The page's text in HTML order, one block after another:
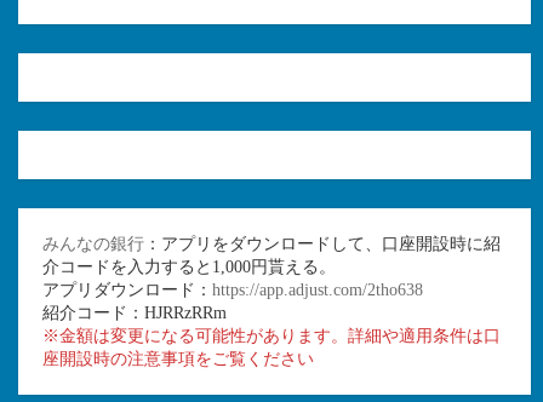
みんなの銀行 ：アプリをダウンロードして、口座開設時に紹
介コードを入力すると1,000円貰える。
アプリダウンロード： https://app.adjust.com/2tho638
紹介コード：HJRRzRRm
※金額は変更になる可能性があります。詳細や適用条件は口
座開設時の注意事項をご覧ください